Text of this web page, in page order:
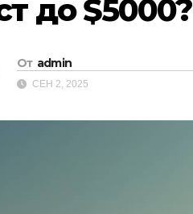
до $5000?
От admin
СЕН 2, 2025